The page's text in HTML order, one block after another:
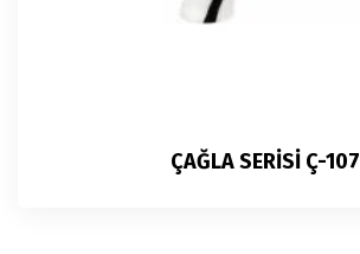
ÇAĞLA SERİSİ Ç-107